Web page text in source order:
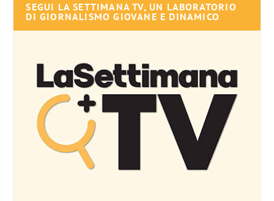
SEGUI LA SETTIMANA TV, UN LABORATORIO
DI GIORNALISMO GIOVANE E DINAMICO